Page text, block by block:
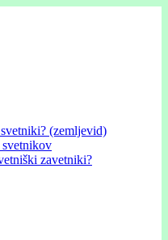
(zemljevid)
svetnikov
zavetniki?